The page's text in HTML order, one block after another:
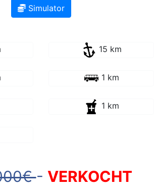
Simulator
15 km
1 km
1 km
- VERKOCHT